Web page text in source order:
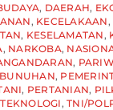
, DAERAH,
, KECELAKAAN ,
, KESELAMATAN ,
, NARKOBA,
,
,
, PERTANIAN,
TEKNOLOGI ,TNI/